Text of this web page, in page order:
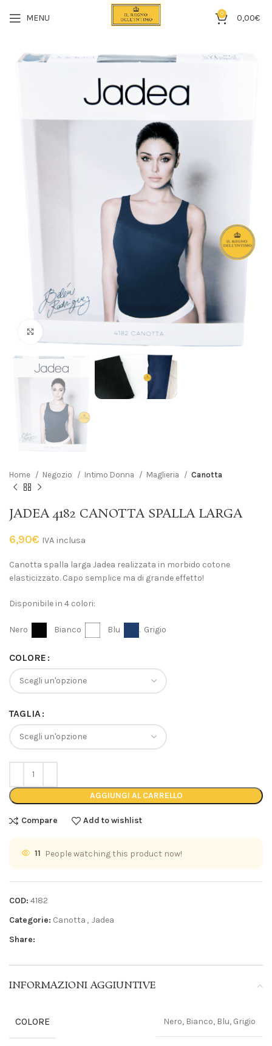
MENU 0 0,00€
Home Negozio Intimo Donna Maglieria Canotta
JADEA 4182 CANOTTA SPALLA LARGA
6,90€ IVA inclusa
Canotta spalla larga Jadea realizzata in morbido cotone
elasticizzato. Capo semplice ma di grande effetto!
Disponibile in 4 colori:
Nero Bianco Blu . Grigio
COLORE
TAGLIA
AGGIUNGI AL CARRELLO
Compare Add to wishlist
11 People watching this product now!
COD: 4182
Categorie: Canotta , Jadea
Share:
INFORMAZIONI AGGIUNTIVE
COLORE Nero, Bianco, Blu, Grigio